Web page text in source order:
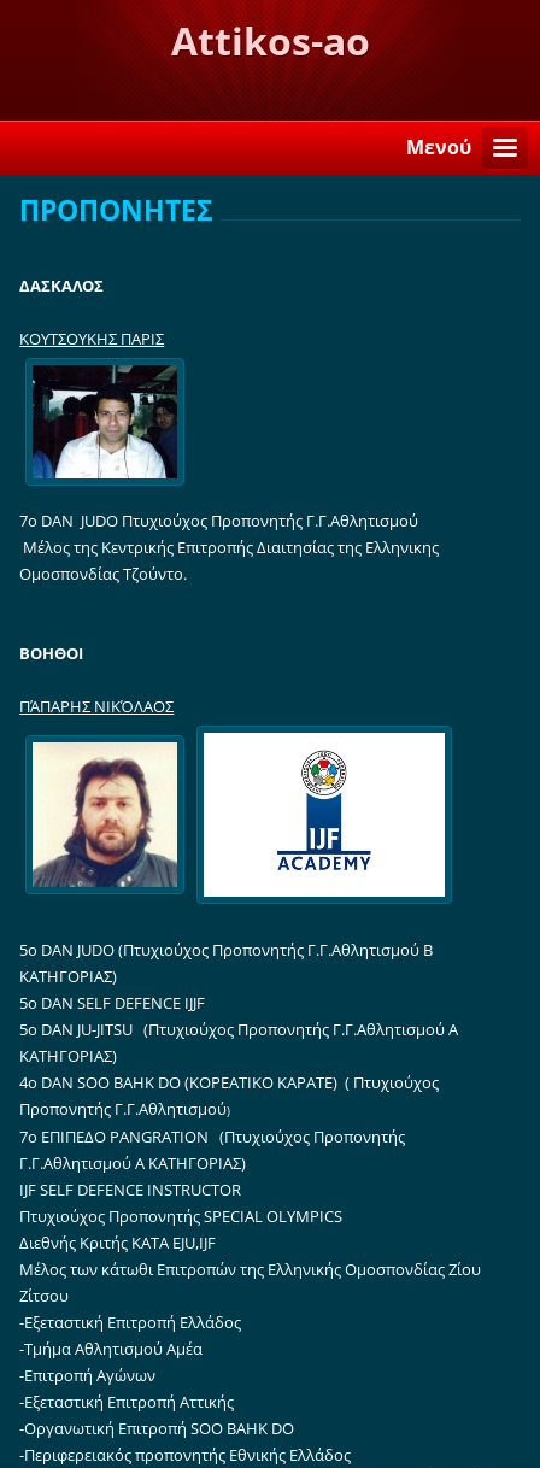
Attikos-ao
Μενού
ΠΡΟΠΟΝΗΤΕΣ
ΔΑΣΚΑΛΟΣ
ΚΟΥΤΣΟΥΚΗΣ ΠΑΡΙΣ
7ο DAN JUDO Πτυχιούχος Προπονητής Γ.Γ.Αθλητισμού
Μέλος της Κεντρικής Επιτροπής Διαιτησίας της Ελληνικης
Ομοσπονδίας Τζούντο.
ΒΟΗΘΟΙ
ΠΆΠΑΡΗΣ ΝΙΚΌΛΑΟΣ
5ο DAN JUDO (Πτυχιούχος Προπονητής Γ.Γ.Αθλητισμού Β
ΚΑΤΗΓΟΡΙΑΣ)
5o DAN SELF DEFENCE IJJF
5o DAN JU-JITSU (Πτυχιούχος Προπονητής Γ.Γ.Αθλητισμού Α
ΚΑΤΗΓΟΡΙΑΣ)
4o DAN SOO BAHK DO (ΚΟΡΕΑΤΙΚΟ ΚΑΡΑΤΕ) ( Πτυχιούχος
Προπονητής Γ.Γ.Αθλητισμού)
7ο ΕΠΙΠΕΔΟ PANGRATION (Πτυχιούχος Προπονητής
Γ.Γ.Αθλητισμού Α ΚΑΤΗΓΟΡΙΑΣ)
IJF SELF DEFENCE INSTRUCTOR
Πτυχιούχος Προπονητής SPECIAL OLYMPICS
Διεθνής Κριτής ΚΑΤΑ EJU,IJF
Μέλος των κάτωθι Επιτροπών της Ελληνικής Ομοσπονδίας Ζίου
Ζίτσου
-Εξεταστική Επιτροπή Ελλάδος
-Τμήμα Αθλητισμού Αμέα
-Επιτροπή Αγώνων
-Εξεταστική Επιτροπή Αττικής
-Οργανωτική Επιτροπή SOO BAHK DO
-Περιφερειακός προπονητής Εθνικής Ελλάδος